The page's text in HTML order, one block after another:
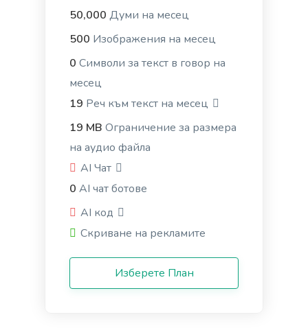
Questions
increase audience participation and engagement.
Passive to Active Voice
voice sentences into active voice sentences.
50,000 Думи на месец
500 Изображения на месец
0 Символи за текст в говор на
месец
19 Реч към текст на месец
19 MB Ограничение за размера
на аудио файла
AI Чат
0 AI чат ботове
AI код
Скриване на рекламите
Изберете План